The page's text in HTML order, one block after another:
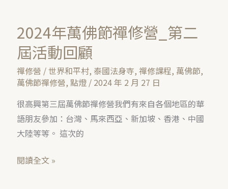
2024年萬佛節禪修營_第二
屆活動回顧
禪修營 /世界和平村, 泰國法身寺, 禪修課程, 萬佛節,
萬佛節禪修營, 點燈/ 2024 年 2 月 27 日
很高興第三屆萬佛節禪修營我們有來自各個地區的華
語朋友參加：台灣、馬來西亞、新加坡、香港、中國
大陸等等。 這次的
活
動
回
顧
閱讀全文 »